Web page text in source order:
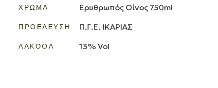
ΧΡΏΜΑ Ερυθρωπός Οίνος 750ml
ΠΡΟΈΛΕΥΣΗ Π.Γ.Ε. ΙΚΑΡΙΑΣ
ΑΛΚΟΌΛ 13% Vol